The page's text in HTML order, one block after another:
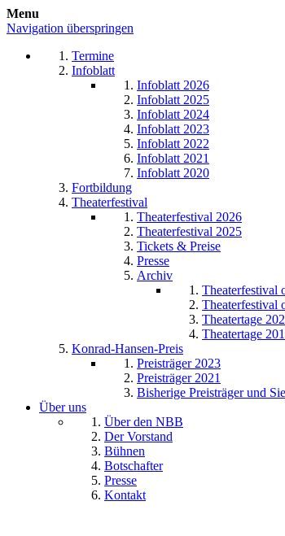
Menu
Navigation überspringen
Termine
Infoblatt
Infoblatt 2026
Infoblatt 2025
Infoblatt 2024
Infoblatt 2023
Infoblatt 2022
Infoblatt 2021
Infoblatt 2020
Fortbildung
Theaterfestival
Theaterfestival 2026
Theaterfestival 2025
Tickets & Preise
Presse
Archiv
Theaterfestival
Theaterfestival
Theatertage
Theatertage
Konrad-Hansen-Preis
Preisträger 2023
Preisträger 2021
Bisherige Preisträger und
Über uns
Über den NBB
Der Vorstand
Bühnen
Botschafter
Presse
Kontakt